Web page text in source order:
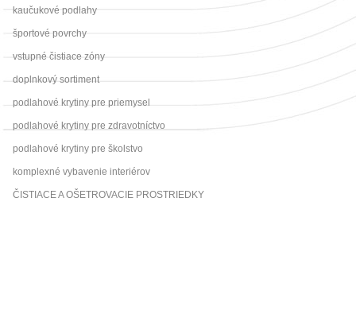
kaučukové podlahy
športové povrchy
vstupné čistiace zóny
doplnkový sortiment
podlahové krytiny pre priemysel
podlahové krytiny pre zdravotníctvo
podlahové krytiny pre školstvo
komplexné vybavenie interiérov
ČISTIACE A OŠETROVACIE PROSTRIEDKY